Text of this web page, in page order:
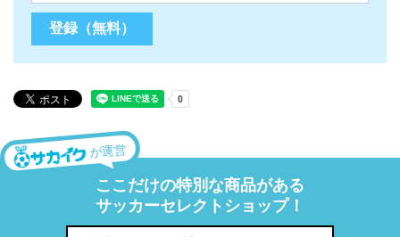
が運営
ここだけの特別な商品がある
サッカーセレクトショップ！